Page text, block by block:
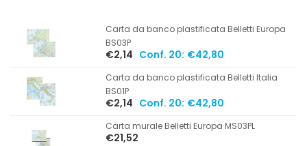
Carta da banco plastificata Belletti Europa
BS03P
€2,14 Conf. 20: €42,80
Carta da banco plastificata Belletti Italia
BS01P
€2,14 Conf. 20: €42,80
Carta murale Belletti Europa MS03PL
€21,52